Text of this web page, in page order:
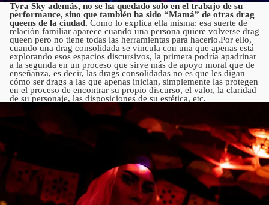
Tyra Sky además, no se ha quedado solo en el trabajo de su
performance, sino que también ha sido “Mamá” de otras drag
queens de la ciudad. Como lo explica ella misma: esa suerte de
relación familiar aparece cuando una persona quiere volverse drag
queen pero no tiene todas las herramientas para hacerlo.Por ello,
cuando una drag consolidada se vincula con una que apenas está
explorando esos espacios discursivos, la primera podría apadrinar
a la segunda en un proceso que sirve más de apoyo moral que de
enseñanza, es decir, las drags consolidadas no es que les digan
cómo ser drags a las que apenas inician, simplemente las protegen
en el proceso de encontrar su propio discurso, el valor, la claridad
de su personaje, las disposiciones de su estética, etc.